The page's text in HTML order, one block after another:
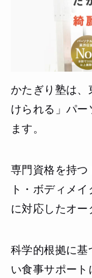
入れられたので
る体験だったと感
かたぎり塾は、
けられる」パ
ます。
専門資格を持つ
ト・ボディメ
に対応したオー
科学的根拠に基
い食事サポート